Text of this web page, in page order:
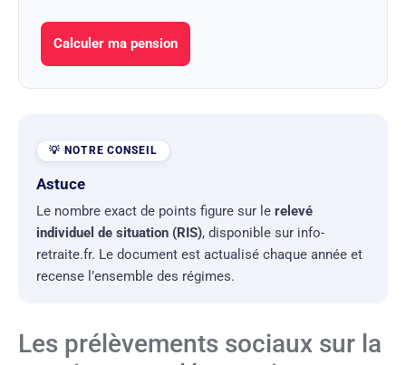
Calculer ma pension
Astuce
Le nombre exact de points figure sur le relevé
individuel de situation (RIS), disponible sur info-
retraite.fr. Le document est actualisé chaque année et
recense l’ensemble des régimes.
Les prélèvements sociaux sur la